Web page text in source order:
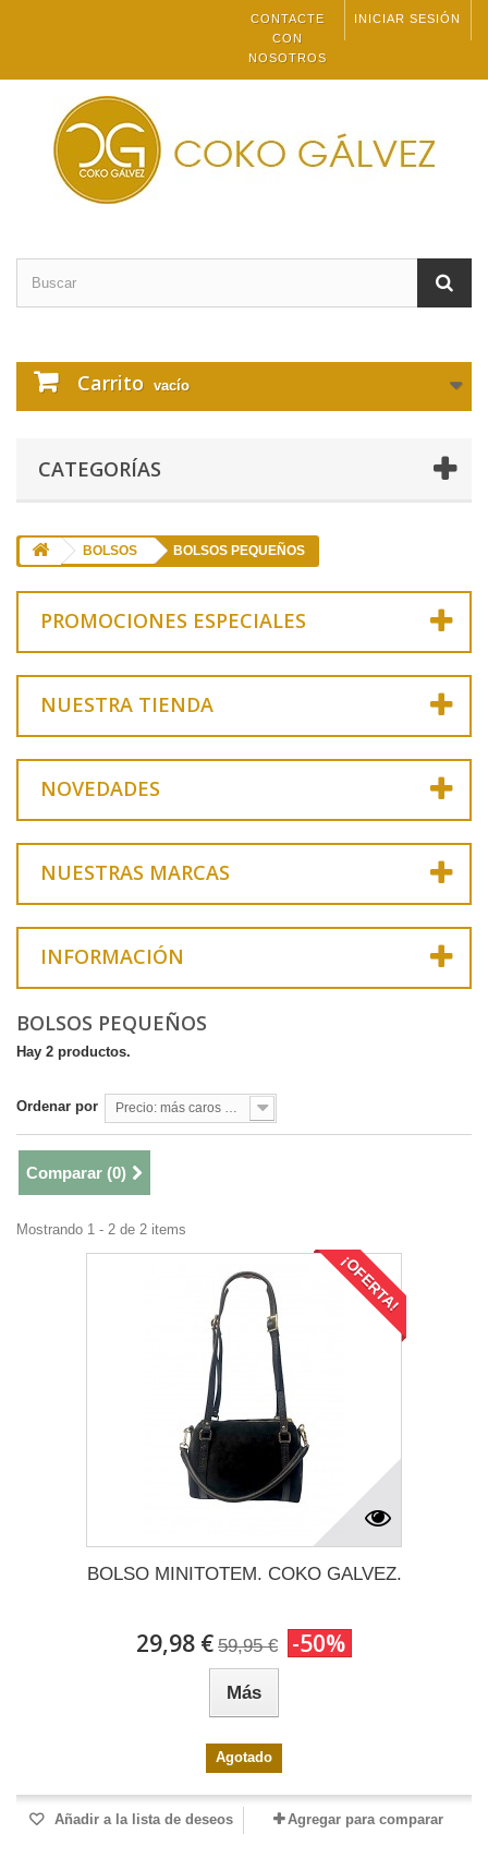
INICIAR SESIÓN
CONTACTE
CON
NOSOTROS
Carrito vacío
CATEGORÍAS
BOLSOS BOLSOS PEQUEÑOS
PROMOCIONES ESPECIALES
NUESTRA TIENDA
NOVEDADES
NUESTRAS MARCAS
INFORMACIÓN
BOLSOS PEQUEÑOS
Hay 2 productos.
Ordenar por Precio: más caros primero
Comparar (0)
Mostrando 1 - 2 de 2 items
¡OFERTA!
BOLSO MINITOTEM. COKO GALVEZ.
29,98 € 59,95 € -50%
Más
Agotado
Añadir a la lista de deseos Agregar para comparar